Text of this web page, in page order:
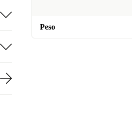
Peso